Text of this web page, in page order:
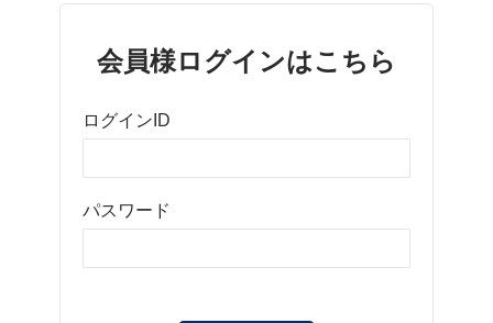
会員様ログインはこちら
ログインID
パスワード